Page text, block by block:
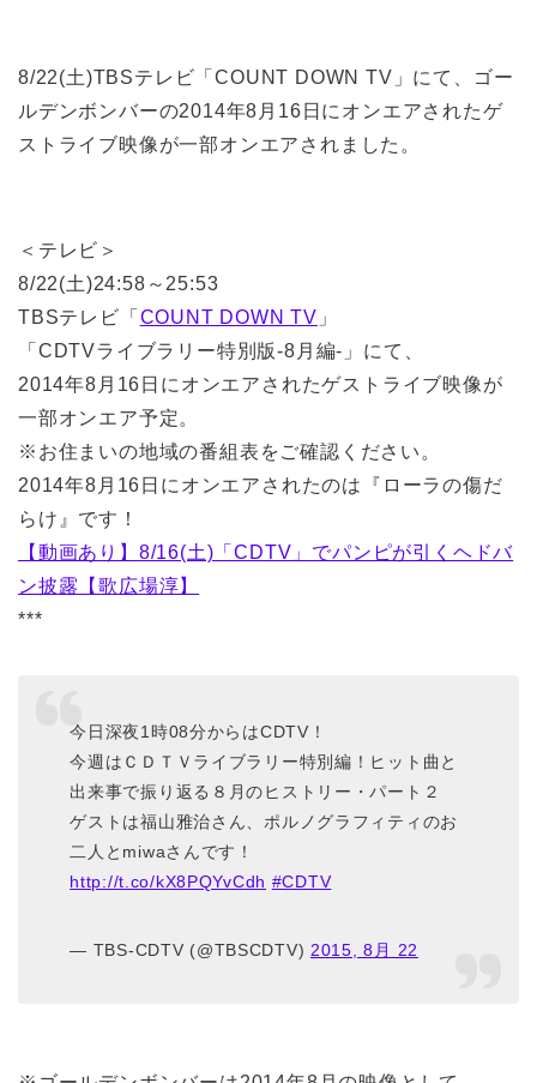
8/22(土)TBSテレビ「COUNT DOWN TV」にて、ゴー
ルデンボンバーの2014年8月16日にオンエアされたゲ
ストライブ映像が一部オンエアされました。
＜テレビ＞
8/22(土)24:58～25:53
TBSテレビ「 COUNT DOWN TV 」
「CDTVライブラリー特別版-8月編-」にて、
2014年8月16日にオンエアされたゲストライブ映像が
一部オンエア予定。
※お住まいの地域の番組表をご確認ください。
2014年8月16日にオンエアされたのは『ローラの傷だ
らけ』です！
【動画あり】8/16(土)「CDTV」でパンピが引くヘドバ
ン披露【歌広場淳】
***
今日深夜1時08分からはCDTV！
今週はＣＤＴＶライブラリー特別編！ヒット曲と
出来事で振り返る８月のヒストリー・パート２
ゲストは福山雅治さん、ポルノグラフィティのお
二人とmiwaさんです！
http://t.co/kX8PQYvCdh #CDTV
— TBS-CDTV (@TBSCDTV) 2015, 8月 22